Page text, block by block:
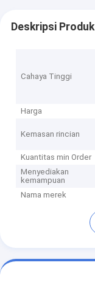
Deskripsi Produk
Cahaya Tinggi
Harga
Kemasan rincian
Kuantitas min Order
Menyediakan
kemampuan
Nama merek